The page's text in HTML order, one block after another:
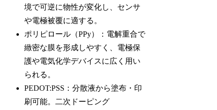
境で可逆に物性が変化し、センサ
や電極被覆に適する。
ポリピロール（PPy）：電解重合で
緻密な膜を形成しやすく、電極保
護や電気化学デバイスに広く用い
られる。
PEDOT:PSS：分散液から塗布・印
刷可能。二次ドーピング